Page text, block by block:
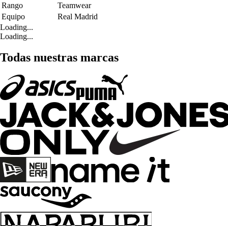
Rango
Teamwear
Equipo
Real Madrid
Loading...
Loading...
Todas nuestras marcas